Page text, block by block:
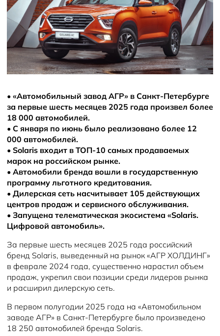
• «Автомобильный завод АГР» в Санкт-Петербурге
за первые шесть месяцев 2025 года произвел более
18 000 автомобилей.
• С января по июнь было реализовано более 12
000 автомобилей.
• Solaris входит в ТОП-10 самых продаваемых
марок на российском рынке.
• Автомобили бренда вошли в государственную
программу льготного кредитования.
• Дилерская сеть насчитывает 105 действующих
центров продаж и сервисного обслуживания.
• Запущена телематическая экосистема «Solaris.
Цифровой автомобиль».
За первые шесть месяцев 2025 года российский
бренд Solaris, выведенный на рынок «АГР ХОЛДИНГ»
в феврале 2024 года, существенно нарастил объем
продаж, укрепил свои позиции среди лидеров рынка
и расширил дилерскую сеть.
В первом полугодии 2025 года на «Автомобильном
заводе АГР» в Санкт-Петербурге было произведено
18 250 автомобилей бренда Solaris.